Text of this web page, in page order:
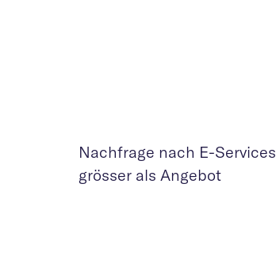
Nachfrage nach E-Services
grösser als Angebot